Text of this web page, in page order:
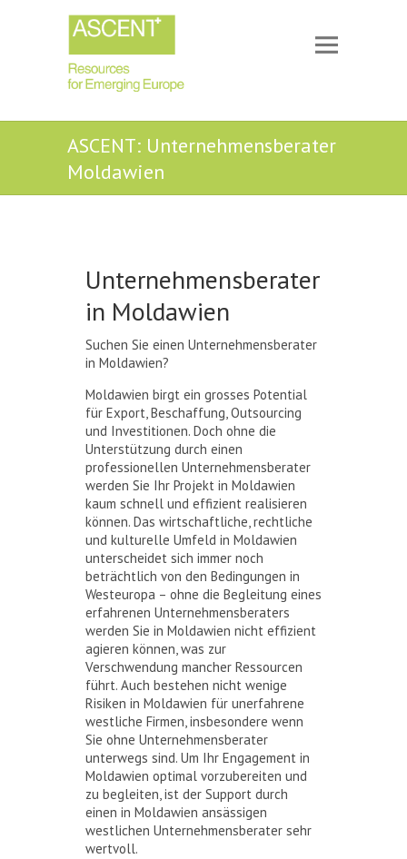
ASCENT: Unternehmensberater
Moldawien
Unternehmensberater
in Moldawien
Suchen Sie einen Unternehmensberater
in Moldawien?
Moldawien birgt ein grosses Potential
für Export, Beschaffung, Outsourcing
und Investitionen. Doch ohne die
Unterstützung durch einen
professionellen Unternehmensberater
werden Sie Ihr Projekt in Moldawien
kaum schnell und effizient realisieren
können. Das wirtschaftliche, rechtliche
und kulturelle Umfeld in Moldawien
unterscheidet sich immer noch
beträchtlich von den Bedingungen in
Westeuropa – ohne die Begleitung eines
erfahrenen Unternehmensberaters
werden Sie in Moldawien nicht effizient
agieren können, was zur
Verschwendung mancher Ressourcen
führt. Auch bestehen nicht wenige
Risiken in Moldawien für unerfahrene
westliche Firmen, insbesondere wenn
Sie ohne Unternehmensberater
unterwegs sind. Um Ihr Engagement in
Moldawien optimal vorzubereiten und
zu begleiten, ist der Support durch
einen in Moldawien ansässigen
westlichen Unternehmensberater sehr
wertvoll.